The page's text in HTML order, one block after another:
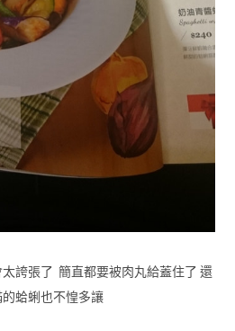
誇張了 簡直都要被肉丸給蓋住了 還
蛤蜊也不惶多讓